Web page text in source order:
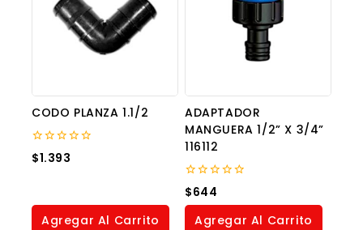
CODO PLANZA 1.1/2
0
out
$1.393
Agregar Al Carrito
ADAPTADOR
MANGUERA 1/2” X 3/4”
116112
0
out
of
$644
Agregar Al Carrito